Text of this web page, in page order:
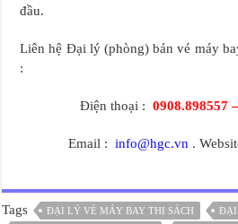
đầu.
Liên hệ Đại lý (phòng) bán vé máy
:
Điện thoại :0908.898557
Email : info@hgc.vn.
Tags ĐẠI LÝ VÉ MÁY BAY THI SÁCH
ĐẠI